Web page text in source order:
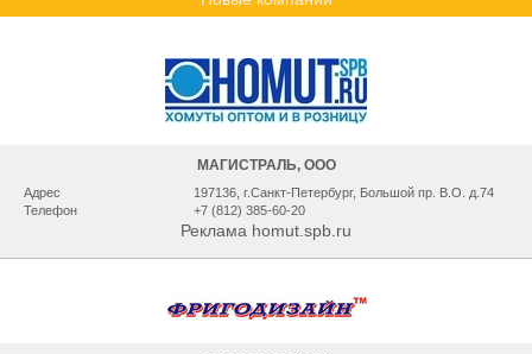
МАГИСТРАЛЬ, ООО
Адрес
197136, г.Санкт-Петербург, Большой пр. В.О. д.74
Телефон
+7 (812) 385-60-20
Реклама homut.spb.ru